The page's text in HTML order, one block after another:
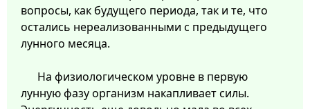
вопросы, как будущего периода, так и те, что
остались нереализованными с предыдущего
лунного месяца.
На физиологическом уровне в первую
лунную фазу организм накапливает силы.